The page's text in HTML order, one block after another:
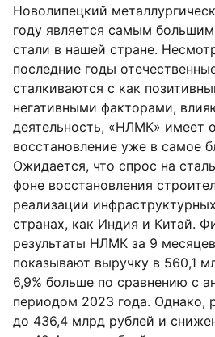
Новолипецкий
году является самым
стали в нашей стране.
последние годы
сталкиваются с как
негативными факторами,
деятельность, «НЛМК» имеет
восстановление уже в самое
Ожидается, что спрос на
фоне восстановления
реализации
странах, как Индия и Китай.
результаты НЛМК за 9
показывают выручку в 560,1
6,9% больше по сравнению с
периодом 2023 года. Однако,
до 436,4 млрд рублей и